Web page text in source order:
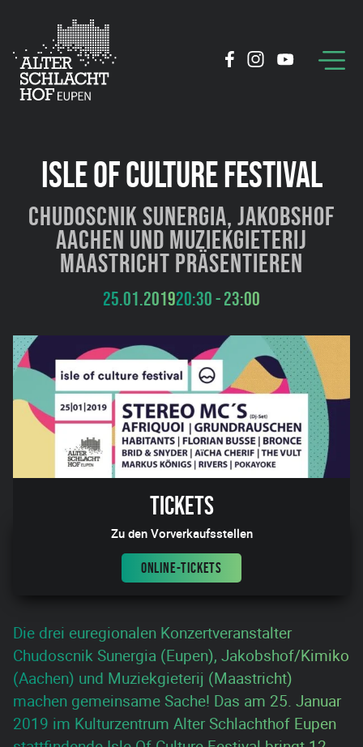
ISLE OF CULTURE FESTIVAL
Chudoscnik Sunergia, Jakobshof
Aachen und Muziekgieterij
Maastricht präsentieren
25.01.201920:30 - 23:00
Tickets
Zu den Vorverkaufsstellen
ONLINE-TICKETS
Die drei euregionalen Konzertveranstalter
Chudoscnik Sunergia (Eupen), Jakobshof/Kimiko
(Aachen) und Muziekgieterij (Maastricht)
machen gemeinsame Sache! Das am 25. Januar
2019 im Kulturzentrum Alter Schlachthof Eupen